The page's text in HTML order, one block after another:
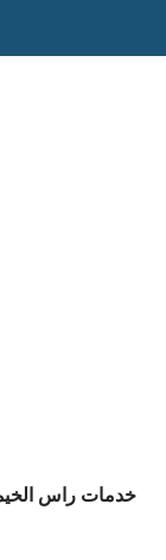
خدمات راس